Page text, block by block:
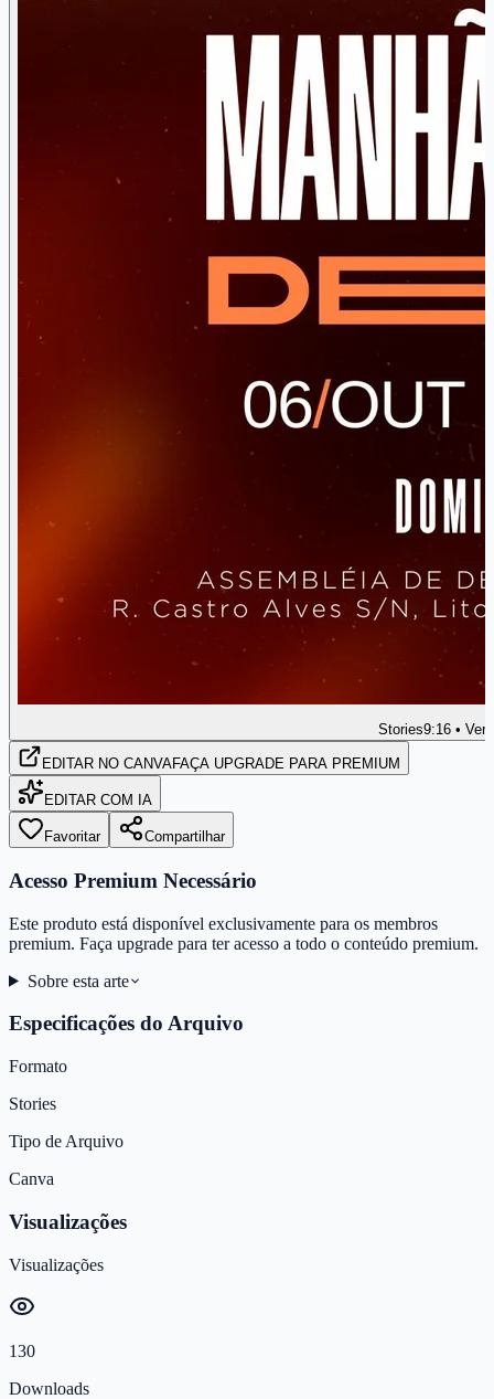
Stories9:16 •
EDITAR NO CANVAFAÇA UPGRADE PARA PREMIUM
EDITAR COM IA
Favoritar Compartilhar
Acesso Premium Necessário
Este produto está disponível exclusivamente para os membros
premium. Faça upgrade para ter acesso a todo o conteúdo premium.
Sobre esta arte
Especificações do Arquivo
Formato
Stories
Tipo de Arquivo
Canva
Visualizações
Visualizações
130
Downloads